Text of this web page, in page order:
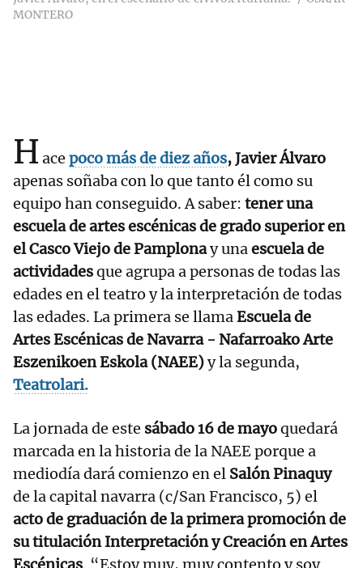
MONTERO
H ace poco más de diez años,Javier Álvaro
apenas soñaba con lo que tanto él como su
equipo han conseguido. A saber: tener una
escuela de artes escénicas de grado superior en
el Casco Viejo de Pamplonay unaescuela de
actividadesque agrupa a personas de todas las
edades en el teatro y la interpretación de todas
las edades. La primera se llamaEscuela de
Artes Escénicas de Navarra - Nafarroako Arte
Eszenikoen Eskola (NAEE)y la segunda,
Teatrolari.
La jornada de este sábado 16 de mayoquedará
marcada en la historia de la NAEE porque a
mediodía dará comienzo en el Salón Pinaquy
de la capital navarra (c/San Francisco, 5) el
acto de graduación de la primera promoción de
su titulación Interpretación y Creación en Artes